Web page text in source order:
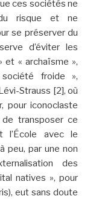
ces sociétés ne
risque et ne
se préserver du
d’éviter les
et « archaïsme »,
froide »,
Strauss [2], où
pour iconoclaste
transposer ce
l’École avec le
peu, par une non
des
natives », pour
eut sans doute